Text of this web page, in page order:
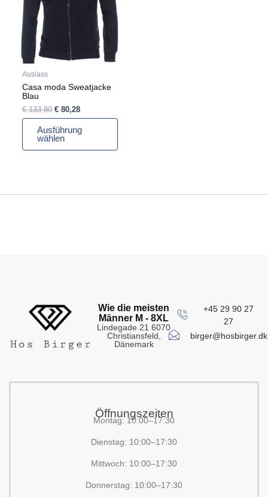
Auslass
Casa moda Sweatjacke
Blau
€133,80 €80,28
Ausführung
wählen
Varianten
auf.
Die
Optionen
können
auf
der
Produktseite
werden
Wie die meisten
Männer M - 8XL
Lindegade 21 6070
Christiansfeld,
Dänemark
+45 29 90 27
27
birger@hosbirger.dk
Öffnungszeiten
Montag: 10:00–17:30
Dienstag: 10:00–17:30
Mittwoch: 10:00–17:30
Donnerstag: 10:00–17:30